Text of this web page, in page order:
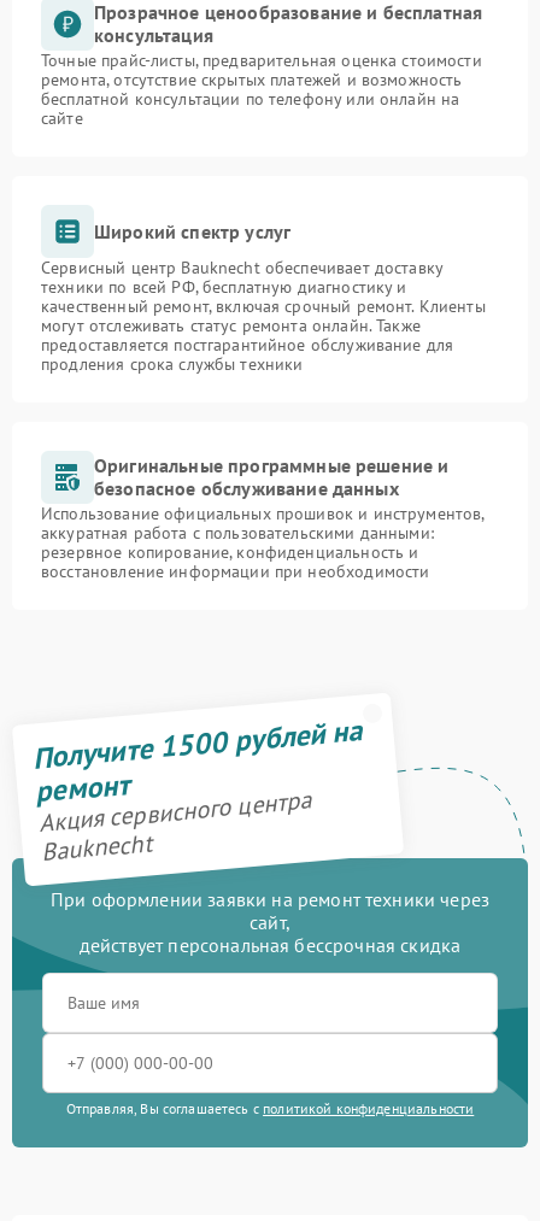
Прозрачное ценообразование и бесплатная
консультация
Точные прайс-листы, предварительная оценка стоимости
ремонта, отсутствие скрытых платежей и возможность
бесплатной консультации по телефону или онлайн на
сайте
Широкий спектр услуг
Сервисный центр Bauknecht обеспечивает доставку
техники по всей РФ, бесплатную диагностику и
качественный ремонт, включая срочный ремонт. Клиенты
могут отслеживать статус ремонта онлайн. Также
предоставляется постгарантийное обслуживание для
продления срока службы техники
Оригинальные программные решение и
безопасное обслуживание данных
Использование официальных прошивок и инструментов,
аккуратная работа с пользовательскими данными:
резервное копирование, конфиденциальность и
восстановление информации при необходимости
Получите 1500 рублей на
ремонт
Акция сервисного центра
Bauknecht
При оформлении заявки на ремонт техники через
сайт,
действует персональная бессрочная скидка
Отправляя, Вы соглашаетесь с политикой конфиденциальности